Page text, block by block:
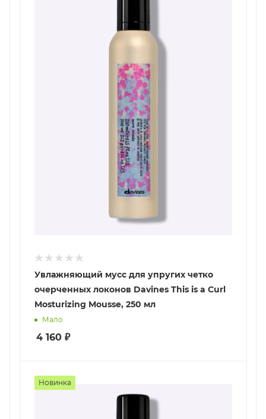
Увлажняющий мусс для упругих четко
очерченных локонов Davines This is a Curl
Mosturizing Mousse, 250 мл
Мало
4 160 ₽
Новинка